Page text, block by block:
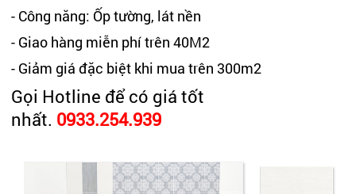
- Công năng: Ốp tường, lát nền
- Giao hàng miễn phí trên 40M2
- Giảm giá đặc biệt khi mua trên 300m2
Gọi Hotline để có giá tốt
nhất. 0933.254.939